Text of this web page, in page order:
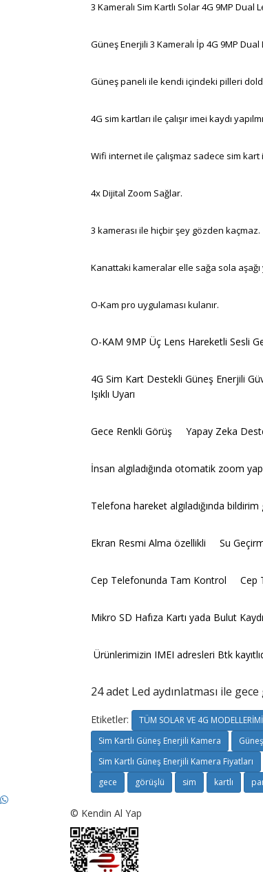
3 Kameralı Sim Kartlı Solar 4G 9MP
Güneş Enerjili 3 Kameralı İp 4G 9MP
Güneş paneli ile kendi içindeki pilleri
4G sim kartları ile çalışır imei kaydı
Wifi internet ile çalışmaz sadece sim kart
4x Dijital Zoom Sağlar.
3 kamerası ile hiçbir şey gözden kaçmaz.
Kanattaki kameralar elle sağa sola
O-Kam pro uygulaması kulanır.
O-KAM 9MP Üç Lens Hareketli Sesli
4G Sim Kart Destekli Güneş Enerjili
Işıklı Uyarı
Gece Renkli Görüş Yapay Zeka
İnsan algıladığında otomatik zoom
Telefona hareket algıladığında
Ekran Resmi Alma özellikli Su
Cep Telefonunda Tam Kontrol Cep
Mikro SD Hafıza Kartı yada Bulut
Ürünlerimizin IMEI adresleri Btk
24 adet Led aydınlatması ile
Etiketler: TÜM SOLAR VE 4G
Sim Kartlı Güneş Enerjili Kamera
Sim Kartlı Güneş Enerjili Kamera Fiyatları
gece
görüşlü sim kartlı
© Kendin Al Yap